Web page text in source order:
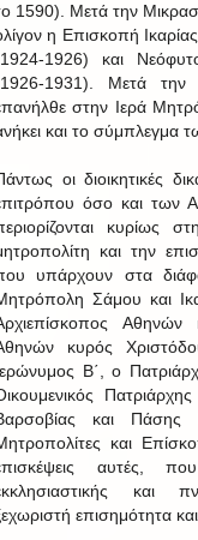
1590). Μετά την
η Επισκοπή
1926) και
1931). Μετά την
στην Ιερά
και το σύμπλεγμα
οι διοικητικές
όσο και των
κυρίως
και την
υπάρχουν στα
Σάμου και
Αθηνών
κυρός
Β΄, ο
και Πάσης
και
αυτές,
και
επισημότητα